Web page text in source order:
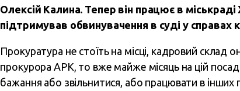
Олексій Калина. Тепер він працює в
підтримував обвинувачення в суді у
Прокуратура не стоїть на місці, кадровий
прокурора АРК, то вже майже місяць на цій
бажання або звільнитися, або працювати в інших